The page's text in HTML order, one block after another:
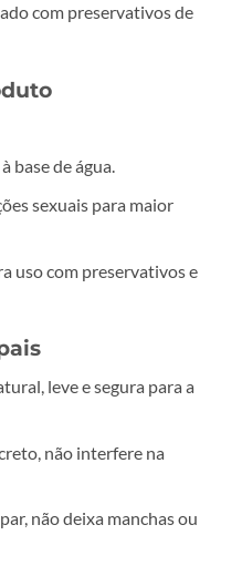
com preservativos de
base de água.
sexuais para maior
uso com preservativos e
leve e segura para a
não interfere na
não deixa manchas ou